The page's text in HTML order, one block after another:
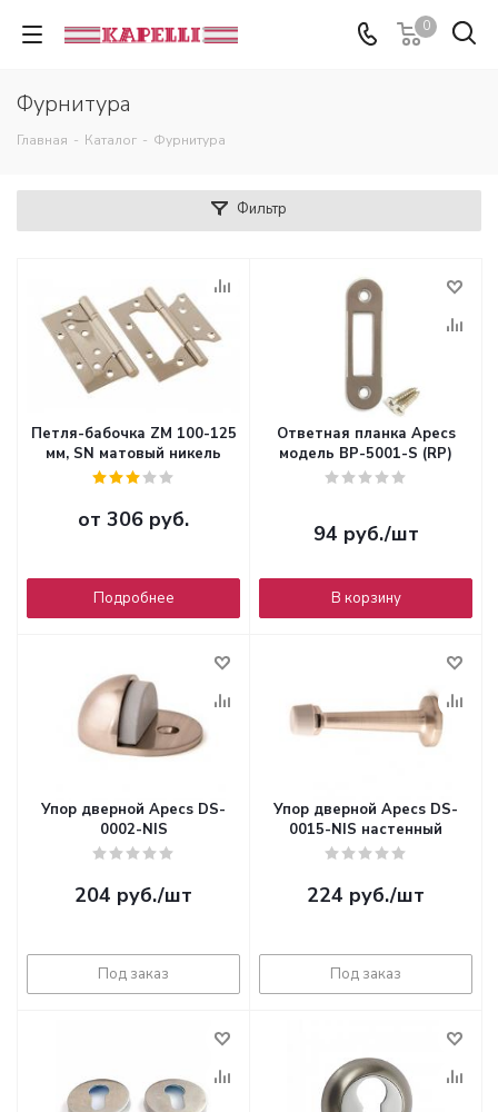
0
Фурнитура
Главная - Каталог - Фурнитура
Фильтр
Петля-бабочка ZM 100-125
мм, SN матовый никель
от 306 руб.
Подробнее
Ответная планка Apecs
модель BP-5001-S (RP)
94 руб./шт
В корзину
Упор дверной Apecs DS-
0002-NIS
204 руб./шт
Под заказ
Упор дверной Apecs DS-
0015-NIS настенный
224 руб./шт
Под заказ